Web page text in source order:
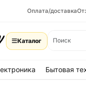
Оплата/доставка
Каталог
Бытовая